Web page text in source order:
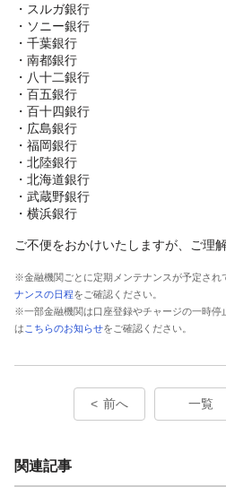
・スルガ銀行
・ソニー銀行
・千葉銀行
・南都銀行
・八十二銀行
・百五銀行
・百十四銀行
・広島銀行
・福岡銀行
・北陸銀行
・北海道銀行
・武蔵野銀行
・横浜銀行
ご不便をおかけいたしますが、ご理
※金融機関ごとに定期メンテナンスが予定され
ナンスの日程をご確認ください。
※一部金融機関は口座登録やチャージの一時停
は こちらのお知らせをご確認ください。
前へ 一覧
関連記事